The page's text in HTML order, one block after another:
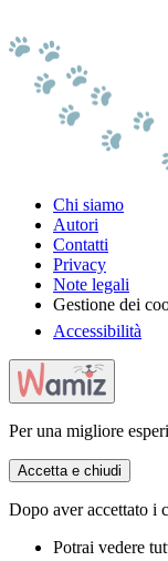
Chi siamo
Autori
Contatti
Privacy
Note legali
Gestione dei
Accessibilità
Per una migliore
Accetta e chiudi
Dopo aver accettato i
Potrai vedere